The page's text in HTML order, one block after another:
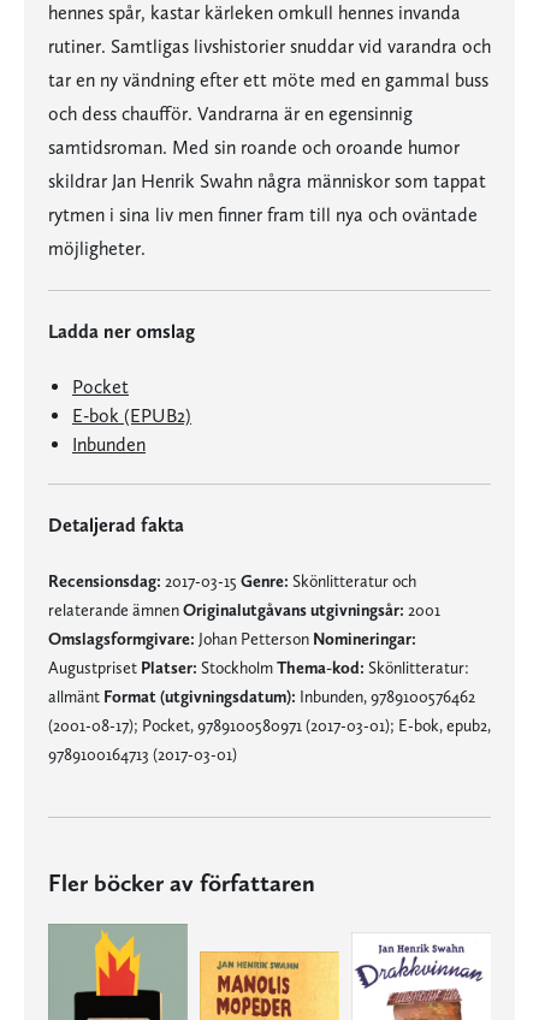
hennes spår, kastar kärleken omkull hennes invanda
rutiner. Samtligas livshistorier snuddar vid varandra och
tar en ny vändning efter ett möte med en gammal buss
och dess chaufför. Vandrarna är en egensinnig
samtidsroman. Med sin roande och oroande humor
skildrar Jan Henrik Swahn några människor som tappat
rytmen i sina liv men finner fram till nya och oväntade
möjligheter.
Ladda ner omslag
Pocket
E-bok (EPUB2)
Inbunden
Detaljerad fakta
Recensionsdag: 2017-03-15 Genre: Skönlitteratur och
relaterande ämnenOriginalutgåvans utgivningsår: 2001
Omslagsformgivare: Johan Petterson Nomineringar:
Augustpriset Platser: StockholmThema-kod: Skönlitteratur:
allmänt Format (utgivningsdatum): Inbunden, 9789100576462
(2001-08-17); Pocket, 9789100580971 (2017-03-01); E-bok, epub2,
9789100164713 (2017-03-01)
Fler böcker av författaren